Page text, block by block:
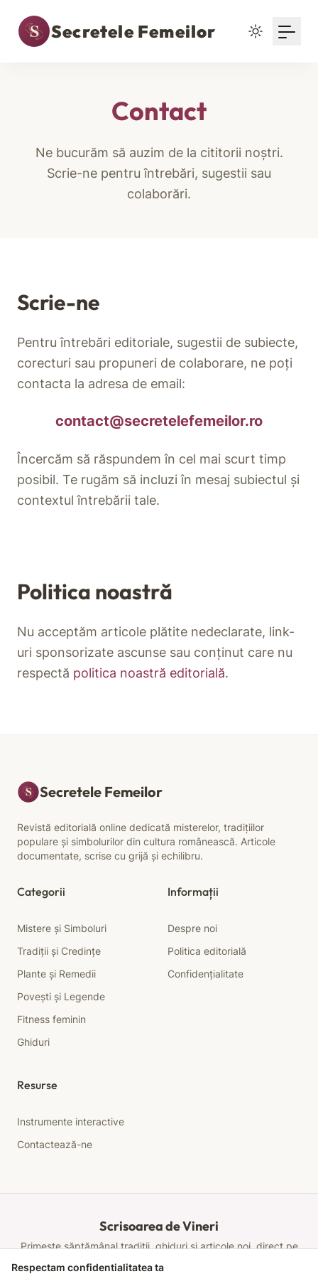
Secretele Femeilor
Contact
Ne bucurăm să auzim de la cititorii noștri.
Scrie-ne pentru întrebări, sugestii sau
colaborări.
Scrie-ne
Pentru întrebări editoriale, sugestii de subiecte,
corecturi sau propuneri de colaborare, ne poți
contacta la adresa de email:
contact@secretelefemeilor.ro
Încercăm să răspundem în cel mai scurt timp
posibil. Te rugăm să incluzi în mesaj subiectul și
contextul întrebării tale.
Politica noastră
Nu acceptăm articole plătite nedeclarate, link-
uri sponsorizate ascunse sau conținut care nu
respectă politica noastră editorială.
Secretele Femeilor
Revistă editorială online dedicată misterelor, tradițiilor
populare și simbolurilor din cultura românească. Articole
documentate, scrise cu grijă și echilibru.
Categorii
Mistere și Simboluri
Tradiții și Credințe
Plante și Remedii
Povești și Legende
Fitness feminin
Ghiduri
Informații
Despre noi
Politica editorială
Confidențialitate
Resurse
Instrumente interactive
Contactează-ne
Scrisoarea de Vineri
Primește săptămânal tradiții, ghiduri și articole noi, direct pe
Respectam confidentialitatea ta